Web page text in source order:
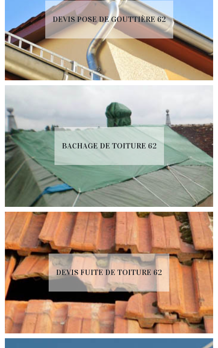
DEVIS POSE DE GOUTTIÈRE 62
BACHAGE DE TOITURE 62
DEVIS FUITE DE TOITURE 62